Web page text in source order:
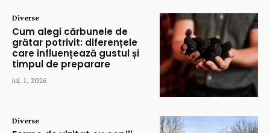
Diverse
Cum alegi cărbunele de
grătar potrivit: diferențele
care influențează gustul și
timpul de preparare
iul. 1, 2026
Diverse